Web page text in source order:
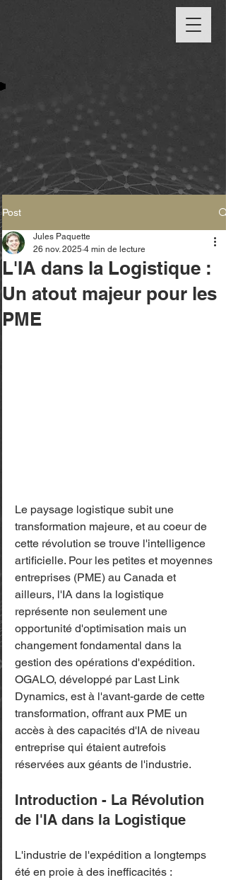
Post
L'IA dans la Logistique :
Un atout majeur pour les
PME
Jules Paquette
26 nov. 2025 4 min de lecture
Le paysage logistique subit une
transformation majeure, et au coeur de
cette révolution se trouve l'intelligence
artificielle. Pour les petites et moyennes
entreprises (PME) au Canada et
ailleurs, l'IA dans la logistique
représente non seulement une
opportunité d'optimisation mais un
changement fondamental dans la
gestion des opérations d'expédition.
OGALO, développé par Last Link
Dynamics, est à l'avant-garde de cette
transformation, offrant aux PME un
accès à des capacités d'IA de niveau
entreprise qui étaient autrefois
réservées aux géants de l'industrie.
Introduction - La Révolution
de l'IA dans la Logistique
L'industrie de l'expédition a longtemps
été en proie à des inefficacités :